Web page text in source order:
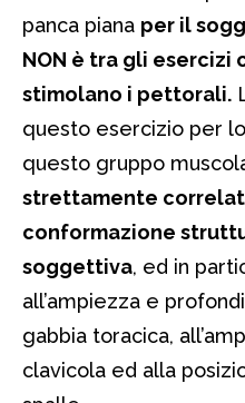
panca piana per il
NON è tra gli esercizi
stimolano i pettorali.
questo esercizio per
questo gruppo
strettamente
conformazione
soggettiva, ed in
all’ampiezza e
gabbia toracica,
clavicola ed alla